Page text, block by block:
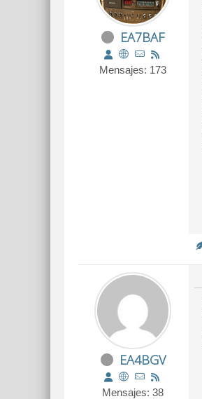
EA7BAF
Mensajes: 173
EA4BGV
Mensajes: 38